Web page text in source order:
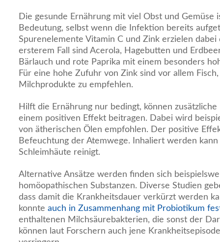
Die gesunde Ernährung mit viel Obst und Gemüse
Bedeutung, selbst wenn die Infektion bereits
Spurenelemente Vitamin C und Zink erzielen
ersterem Fall sind Acerola, Hagebutten und
Bärlauch und rote Paprika mit einem besonders
Für eine hohe Zufuhr von Zink sind vor allem
Milchprodukte zu empfehlen.
Hilft die Ernährung nur bedingt, können
einem positiven Effekt beitragen. Dabei wird
von ätherischen Ölen empfohlen. Der positive
Befeuchtung der Atemwege. Inhaliert werden kann
Schleimhäute reinigt.
Alternative Ansätze werden finden sich
homöopathischen Substanzen. Diverse Studien
dass damit die Krankheitsdauer verkürzt werden
konnte auch in Zusammenhang mit Probiotikum
enthaltenen Milchsäurebakterien, die sonst der
können laut Forschern auch jene